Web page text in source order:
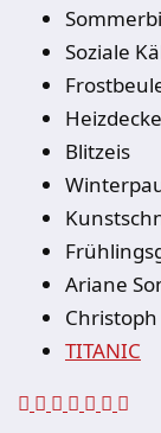
Soziale
Blitzeis
Ariane
TITANIC